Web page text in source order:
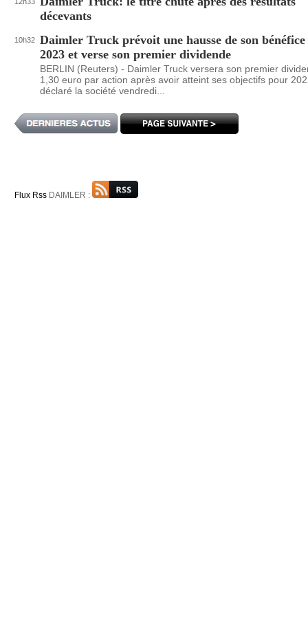
décevants
10h32 Daimler Truck prévoit une hausse de son bénéfice
2023 et verse son premier dividende
BERLIN (Reuters) - Daimler Truck versera son premier
1,30 euro par action après avoir atteint ses objectifs pour
déclaré la société vendredi...
Flux Rss DAIMLER :